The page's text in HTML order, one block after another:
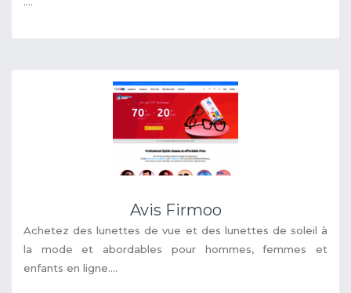
Avis Firmoo
Achetez des lunettes de vue et des lunettes de soleil à
la mode et abordables pour hommes, femmes et
enfants en ligne....